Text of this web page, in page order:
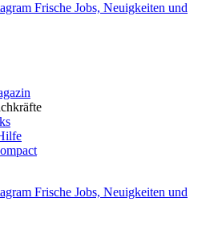
Frische Jobs, Neuigkeiten und
Frische Jobs, Neuigkeiten und